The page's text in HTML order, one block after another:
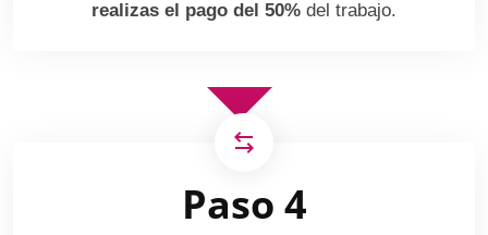
realizas el pago del 50% del trabajo.
Paso 4